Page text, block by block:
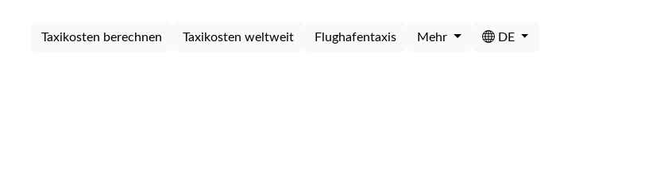
Taxikosten berechnen Taxikosten weltweit Flughafentaxis Mehr DE